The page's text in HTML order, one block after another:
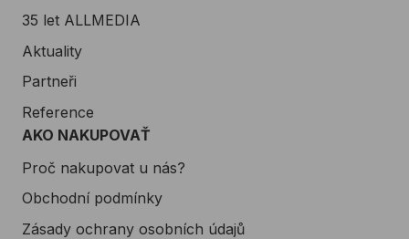
35 let ALLMEDIA
Aktuality
Partneři
Reference
AKO NAKUPOVAŤ
Proč nakupovat u nás?
Obchodní podmínky
Zásady ochrany osobních údajů